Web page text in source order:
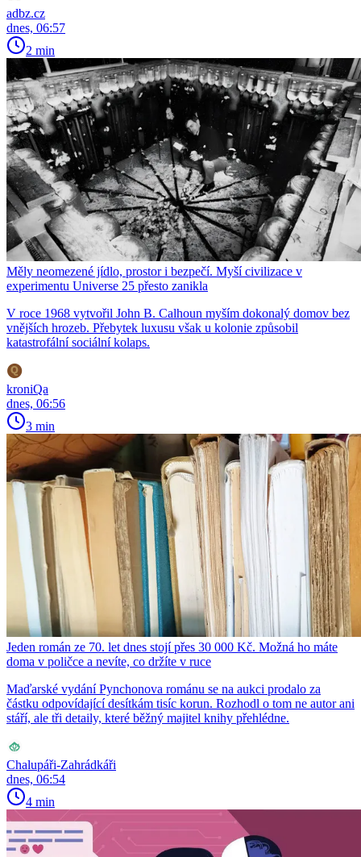
adbz.cz
dnes, 06:57
2 min
Měly neomezené jídlo, prostor i bezpečí. Myší civilizace v
experimentu Universe 25 přesto zanikla
V roce 1968 vytvořil John B. Calhoun myším dokonalý domov bez
vnějších hrozeb. Přebytek luxusu však u kolonie způsobil
katastrofální sociální kolaps.
kroniQa
dnes, 06:56
3 min
Jeden román ze 70. let dnes stojí přes 30 000 Kč. Možná ho máte
doma v poličce a nevíte, co držíte v ruce
Maďarské vydání Pynchonova románu se na aukci prodalo za
částku odpovídající desítkám tisíc korun. Rozhodl o tom ne autor ani
stáří, ale tři detaily, které běžný majitel knihy přehlédne.
Chalupáři-Zahrádkáři
dnes, 06:54
4 min